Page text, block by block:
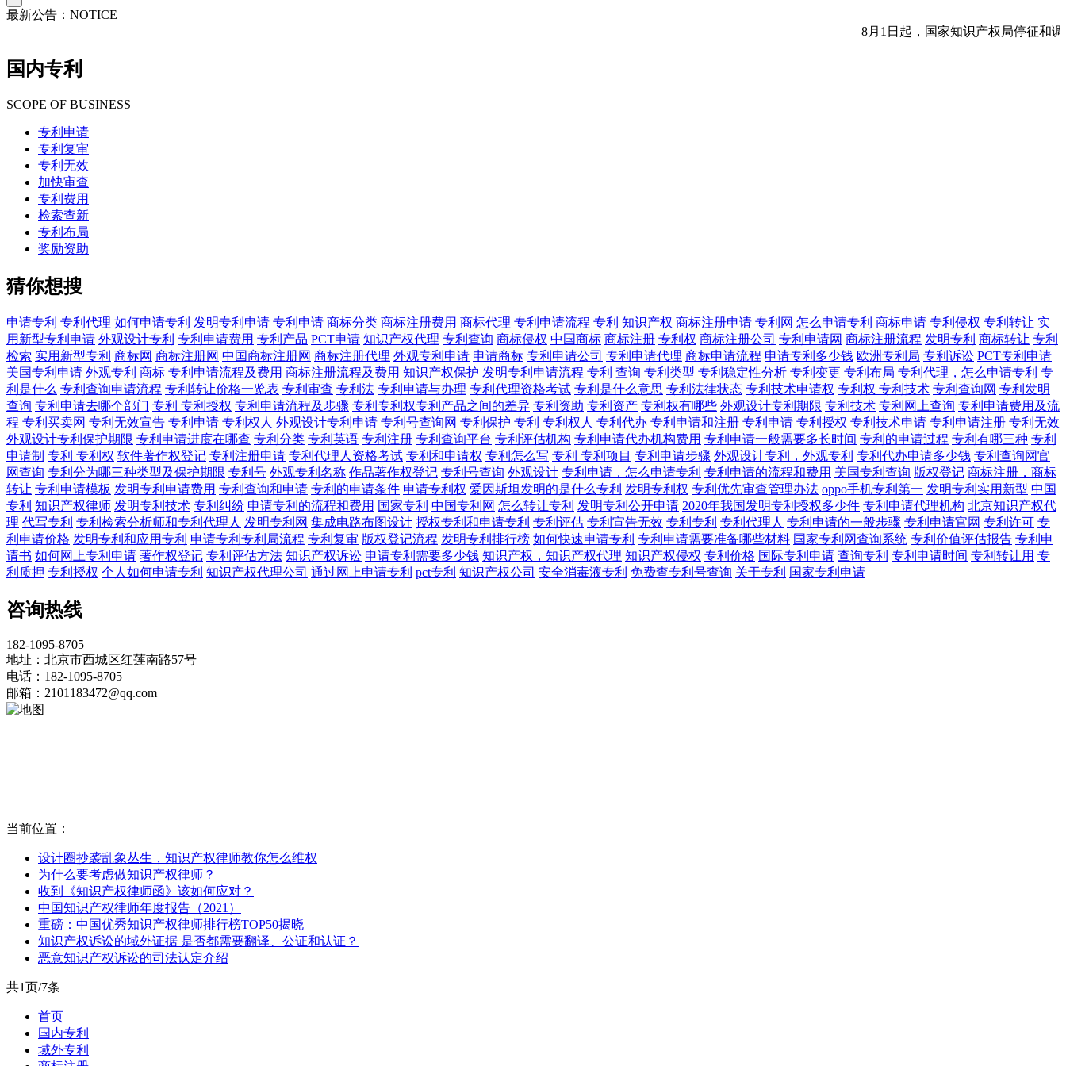
最新公告： NOTICE
8月1日起，国家知识产权局停征和
国内专利
SCOPE OF BUSINESS
专利申请
专利复审
专利无效
加快审查
专利费用
检索查新
专利布局
奖励资助
猜你想搜
申请专利 专利代理 如何申请专利 发明专利申请 专利申请 商标分类 商标注册费用 商标代理 专利申请流程 专利 知识产权 商标注册申请 专利网 怎么申请专利 商标申请 专利侵权 专利转让 实
用新型专利申请 外观设计专利 专利申请费用 专利产品 PCT申请 知识产权代理 专利查询 商标侵权 中国商标 商标注册 专利权 商标注册公司 专利申请网 商标注册流程 发明专利 商标转让 专利
检索 实用新型专利 商标网 商标注册网 中国商标注册网 商标注册代理 外观专利申请 申请商标 专利申请公司 专利申请代理 商标申请流程 申请专利多少钱 欧洲专利局 专利诉讼 PCT专利申请
美国专利申请 外观专利 商标 专利申请流程及费用 商标注册流程及费用 知识产权保护 发明专利申请流程 专利 查询 专利类型 专利稳定性分析 专利变更 专利布局 专利代理，怎么申请专利 专
利是什么 专利查询申请流程 专利转让价格一览表 专利审查 专利法 专利申请与办理 专利代理资格考试 专利是什么意思 专利法律状态 专利技术申请权 专利权 专利技术 专利查询网 专利发明
查询 专利申请去哪个部门 专利 专利授权 专利申请流程及步骤 专利专利权专利产品之间的差异 专利资助 专利资产 专利权有哪些 外观设计专利期限 专利技术 专利网上查询 专利申请费用及流
程 专利买卖网 专利无效宣告 专利申请 专利权人 外观设计专利申请 专利号查询网 专利保护 专利 专利权人 专利代办 专利申请和注册 专利申请 专利授权 专利技术申请 专利申请注册 专利无效
外观设计专利保护期限 专利申请进度在哪查 专利分类 专利英语 专利注册 专利查询平台 专利评估机构 专利申请代办机构费用 专利申请一般需要多长时间 专利的申请过程 专利有哪三种 专利
申请制 专利 专利权 软件著作权登记 专利注册申请 专利代理人资格考试 专利和申请权 专利怎么写 专利 专利项目 专利申请步骤 外观设计专利，外观专利 专利代办申请多少钱 专利查询网官
网查询 专利分为哪三种类型及保护期限 专利号 外观专利名称 作品著作权登记 专利号查询 外观设计 专利申请，怎么申请专利 专利申请的流程和费用 美国专利查询 版权登记 商标注册，商标
转让 专利申请模板 发明专利申请费用 专利查询和申请 专利的申请条件 申请专利权 爱因斯坦发明的是什么专利 发明专利权 专利优先审查管理办法 oppo手机专利第一 发明专利实用新型 中国
专利 知识产权律师 发明专利技术 专利纠纷 申请专利的流程和费用 国家专利 中国专利网 怎么转让专利 发明专利公开申请 2020年我国发明专利授权多少件 专利申请代理机构 北京知识产权代
理 代写专利 专利检索分析师和专利代理人 发明专利网 集成电路布图设计 授权专利和申请专利 专利评估 专利宣告无效 专利专利 专利代理人 专利申请的一般步骤 专利申请官网 专利许可 专
利申请价格 发明专利和应用专利 申请专利专利局流程 专利复审 版权登记流程 发明专利排行榜 如何快速申请专利 专利申请需要准备哪些材料 国家专利网查询系统 专利价值评估报告 专利申
请书 如何网上专利申请 著作权登记 专利评估方法 知识产权诉讼 申请专利需要多少钱 知识产权，知识产权代理 知识产权侵权 专利价格 国际专利申请 查询专利 专利申请时间 专利转让用 专
利质押 专利授权 个人如何申请专利 知识产权代理公司 通过网上申请专利 pct专利 知识产权公司 安全消毒液专利 免费查专利号查询 关于专利 国家专利申请
咨询热线
182-1095-8705
地址：北京市西城区红莲南路57号
电话：182-1095-8705
邮箱：2101183472@qq.com
当前位置：
设计圈抄袭乱象丛生，知识产权律师教你怎么维权
为什么要考虑做知识产权律师？
收到《知识产权律师函》该如何应对？
中国知识产权律师年度报告（2021）
重磅：中国优秀知识产权律师排行榜TOP50揭晓
知识产权诉讼的域外证据 是否都需要翻译、公证和认证？
恶意知识产权诉讼的司法认定介绍
共1页/7条
首页
国内专利
域外专利